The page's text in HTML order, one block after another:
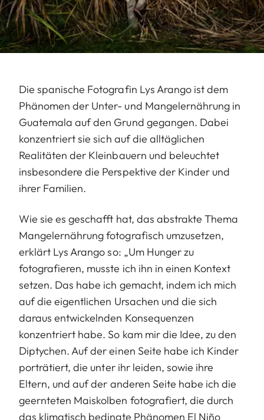
Die spanische Fotografin Lys Arango ist dem
Phänomen der Unter- und Mangelernährung in
Guatemala auf den Grund gegangen. Dabei
konzentriert sie sich auf die alltäglichen
Realitäten der Kleinbauern und beleuchtet
insbesondere die Perspektive der Kinder und
ihrer Familien.
Wie sie es geschafft hat, das abstrakte Thema
Mangelernährung fotografisch umzusetzen,
erklärt Lys Arango so: „Um Hunger zu
fotografieren, musste ich ihn in einen Kontext
setzen. Das habe ich gemacht, indem ich mich
auf die eigentlichen Ursachen und die sich
daraus entwickelnden Konsequenzen
konzentriert habe. So kam mir die Idee, zu den
Diptychen. Auf der einen Seite habe ich Kinder
porträtiert, die unter ihr leiden, sowie ihre
Eltern, und auf der anderen Seite habe ich die
geernteten Maiskolben fotografiert, die durch
das klimatisch bedingte Phänomen El Niño